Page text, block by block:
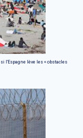
l'Espagne lève les « obstacles